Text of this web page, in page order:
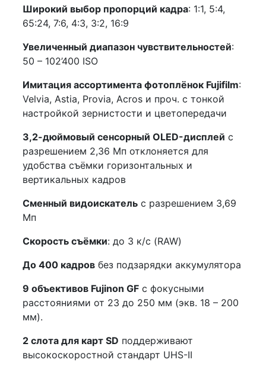
Широкий выбор пропорций кадра: 1:1, 5:4,
65:24, 7:6, 4:3, 3:2, 16:9
Увеличенный диапазон чувствительностей:
50 – 102’400 ISO
Имитация ассортимента фотоплёнок Fujifilm:
Velvia, Astia, Provia, Acros и проч. c тонкой
настройкой зернистости и цветопередачи
3,2-дюймовый сенсорный OLED-дисплей с
разрешением 2,36 Мп отклоняется для
удобства съёмки горизонтальных и
вертикальных кадров
Сменный видоискатель с разрешением 3,69
Мп
Скорость съёмки: до 3 к/с (RAW)
До 400 кадров без подзарядки аккумулятора
9 объективов Fujinon GF с фокусными
расстояниями от 23 до 250 мм (экв. 18 – 200
мм).
2 слота для карт SD поддерживают
высокоскоростной стандарт UHS-II